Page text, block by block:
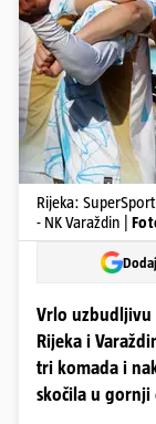
Rijeka:
- NK Varaždin |
Vrlo uzbudljivu
Rijeka i
tri komada i
skočila u gornji